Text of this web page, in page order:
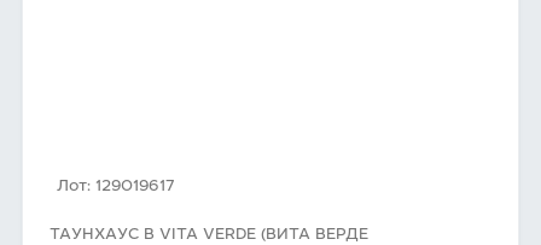
Лот: 129019617
ТАУНХАУС В VITA VERDE (ВИТА ВЕРДЕ